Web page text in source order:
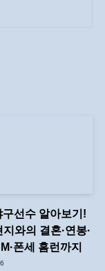
구선수 알아보기!
지와의 결혼·연봉·
폰세 홈런까지